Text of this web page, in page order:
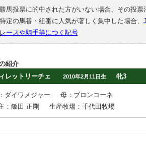
勝馬投票に的中された方がいない場合、その投
特定の馬番・組番に人気が著しく集中した場合、
レースや騎手等につく記号
紹介
レットリーチェ
2010年2月11日生 牝3
ダイワメジャー
母：ブロンコーネ
：飯田 正剛
生産牧場：千代田牧場